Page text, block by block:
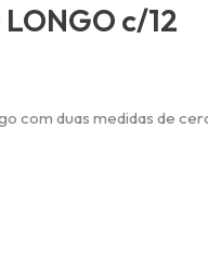
LONGO c/12
com duas medidas de